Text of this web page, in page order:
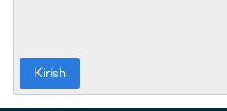
Kirish